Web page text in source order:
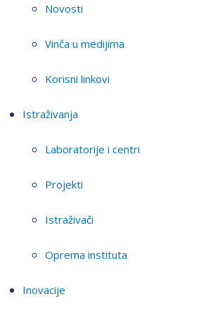
Novosti
Vinča u medijima
Korisni linkovi
Istraživanja
Laboratorije i centri
Projekti
Istraživači
Oprema instituta
Inovacije